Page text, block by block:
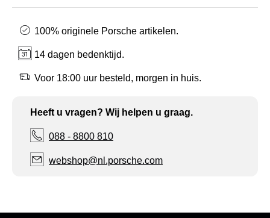
100% originele Porsche artikelen.
14 dagen bedenktijd.
Voor 18:00 uur besteld, morgen in huis.
Heeft u vragen? Wij helpen u graag.
088 - 8800 810
webshop@nl.porsche.com